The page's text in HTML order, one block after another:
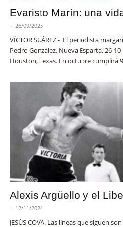
Evaristo Marín: una
- 26/09/2025
VÍCTOR SUÁREZ - El periodista
Pedro González, Nueva Esparta, 26-
Houston, Texas. En octubre cumplirá
Alexis Argüello y el
- 12/11/2024
JESÚS COVA. Las líneas que siguen